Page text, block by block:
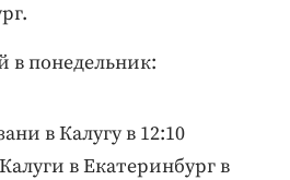
в понедельник:
в Калугу в 12:10
в Екатеринбург в